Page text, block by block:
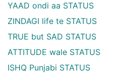
YAAD ondi aa STATUS
ZINDAGI life te STATUS
TRUE but SAD STATUS
ATTITUDE wale STATUS
ISHQ Punjabi STATUS